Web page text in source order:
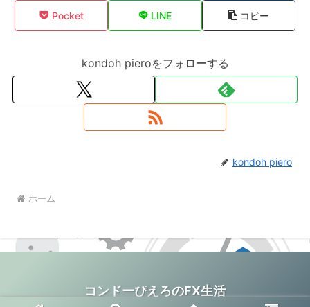
Pocket LINE コピー
kondoh pieroをフォローする
kondoh piero
ホーム
コンドーぴえろのFX生活